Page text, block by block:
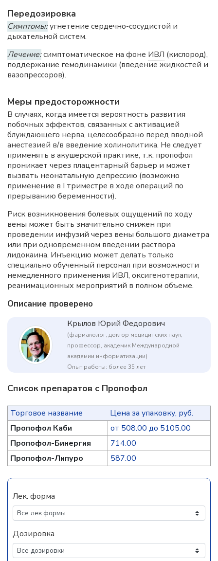
Передозировка
Симптомы:угнетение сердечно-сосудистой и
дыхательной систем.
Лечение:симптоматическое на фоне ИВЛ (кислород),
поддержание гемодинамики (введение жидкостей и
вазопрессоров).
Меры предосторожности
В случаях, когда имеется вероятность развития
побочных эффектов, связанных с активацией
блуждающего нерва, целесообразно перед вводной
анестезией в/в введение холинолитика. Не следует
применять в акушерской практике, т.к. пропофол
проникает через плацентарный барьер и может
вызвать неонатальную депрессию (возможно
применение в I триместре в ходе операций по
прерыванию беременности).
Риск возникновения болевых ощущений по ходу
вены может быть значительно снижен при
проведении инфузий через вены большого диаметра
или при одновременном введении раствора
лидокаина. Инъекцию может делать только
специально обученный персонал при возможности
немедленного применения ИВЛ, оксигенотерапии,
реанимационных мероприятий в полном объеме.
Описание проверено
Крылов Юрий Федорович
(фармаколог, доктор медицинских наук,
профессор, академик Международной
академии информатизации)
Опыт работы: более 35 лет
Список препаратов с Пропофол
Торговое название
Цена за упаковку, руб.
Пропофол Каби
от 508.00 до 5105.00
Пропофол-Бинергия
714.00
Пропофол-Липуро
587.00
Лек. форма
Дозировка